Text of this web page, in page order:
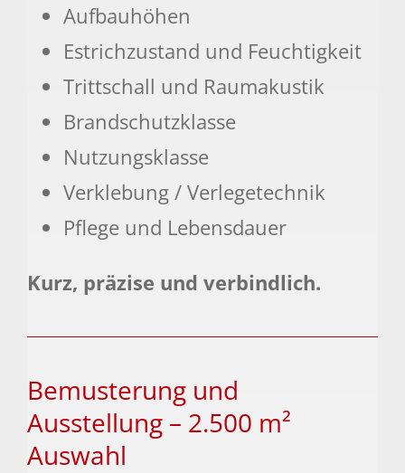
Aufbauhöhen
Estrichzustand und Feuchtigkeit
Trittschall und Raumakustik
Brandschutzklasse
Nutzungsklasse
Verklebung / Verlegetechnik
Pflege und Lebensdauer
Kurz, präzise und verbindlich.
Bemusterung und
Ausstellung – 2.500 m²
Auswahl